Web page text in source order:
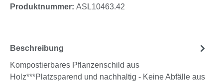
Produktnummer: ASL10463.42
Beschreibung
Kompostierbares Pflanzenschild aus
Holz***Platzsparend und nachhaltig - Keine Abfälle aus